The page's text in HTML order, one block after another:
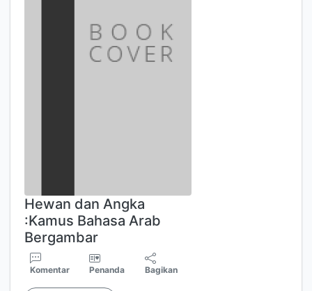
Hewan dan Angka
:Kamus Bahasa Arab
Bergambar
Komentar Penanda Bagikan